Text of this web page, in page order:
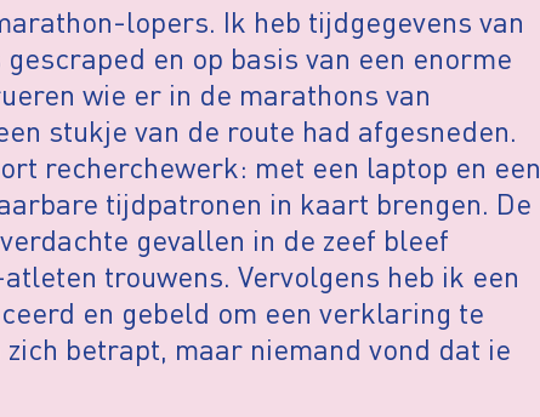
lopers. Ik heb tijdgegevens van
en op basis van een enorme
wie er in de marathons van
stukje van de route had afgesneden.
recherchewerk: met een laptop en een
tijdpatronen in kaart brengen. De
gevallen in de zeef bleef
trouwens. Vervolgens heb ik een
en gebeld om een verklaring te
betrapt, maar niemand vond dat ie